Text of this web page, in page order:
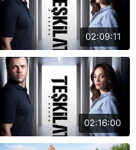
02:09:11
02:16:00